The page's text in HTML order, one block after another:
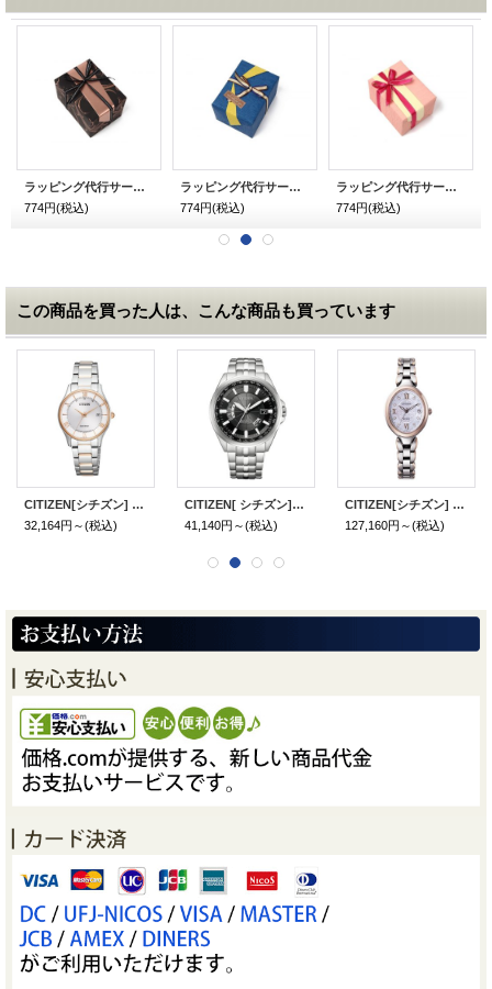
ラッピング代行サービス メンズ用 チョコ
774円(税込)
ラッピング代行サービス メンズ用 和柄 青
774円(税込)
ラッピング代行サービス レディース用 和柄 ピンク
774円(税込)
この商品を買った人は、こんな商品も買っています
CITIZEN[シチズン] CITIZEN コレクション[シチズンコレクション] ES0002-57A エコ・ドライブ電波時計 ペアーモデル レディース 正規品
32,164円～(税込)
CITIZEN[ シチズン]CITIZEN コレクション[シチズンコレクション] CB0011-69E エコ・ドライブ電波時計（ワールドタイム機能） 正規品
41,140円～(税込)
CITIZEN[シチズン] EXCEED[エクシード] ES9515-53N 光発電エコ・ドライブ電波時計 ダイレクトフライト レディス 正規品
127,160円～(税込)